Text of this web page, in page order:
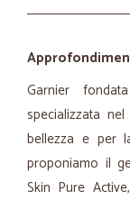
Garnier
specializzata
bellezza e per
proponiamo il
Skin Pure